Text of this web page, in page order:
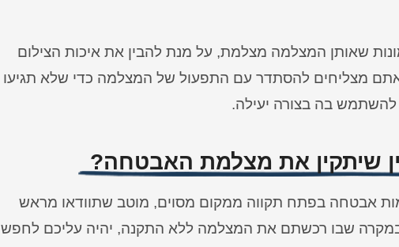
שאותן המצלמה מצלמת, על מנת להבין את איכות הצילום
אתם מצליחים להסתדר עם התפעול של המצלמה כדי שלא תגיעו
בה בצורה יעילה.
שיתקין את מצלמת האבטחה?
אבטחה בפתח תקווה ממקום מסוים, מוטב שתוודאו מראש
שבו רכשתם את המצלמה ללא התקנה, יהיה עליכם לחפש